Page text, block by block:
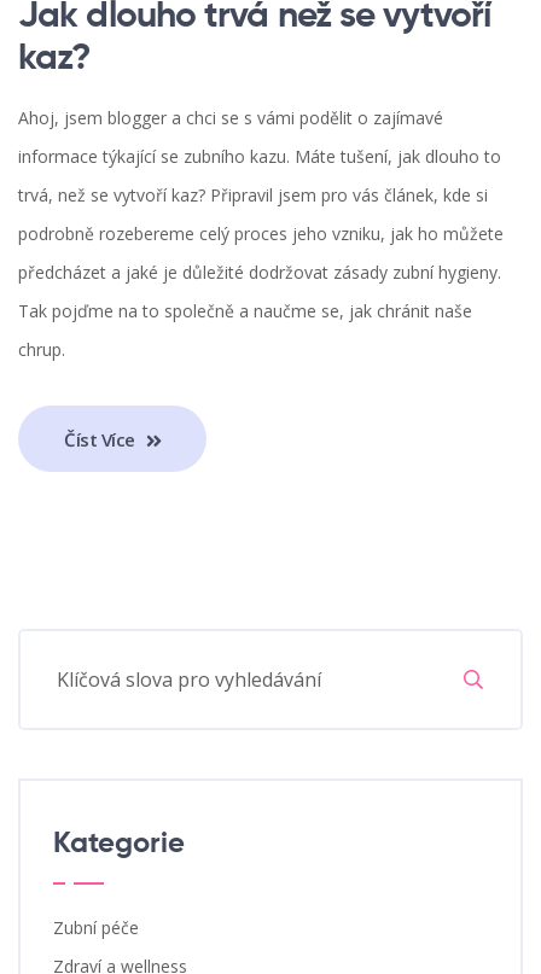
Jak dlouho trvá než se vytvoří
kaz?
Ahoj, jsem blogger a chci se s vámi podělit o zajímavé
informace týkající se zubního kazu. Máte tušení, jak dlouho to
trvá, než se vytvoří kaz? Připravil jsem pro vás článek, kde si
podrobně rozebereme celý proces jeho vzniku, jak ho můžete
předcházet a jaké je důležité dodržovat zásady zubní hygieny.
Tak pojďme na to společně a naučme se, jak chránit naše
chrup.
Číst Více
Kategorie
Zubní péče
Zdraví a wellness